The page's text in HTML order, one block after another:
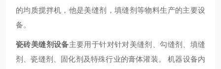
的均质搅拌机，他是美缝剂，填缝剂等物料生产的主要设
备。
瓷砖美缝剂设备主要用于针对针对美缝剂、勾缝剂、填缝
剂、瓷缝剂、固化剂及特殊行业的膏体灌装。 机器设备内